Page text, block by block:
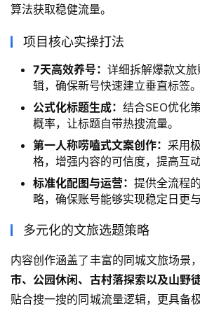
算法获取稳健流量。
项目核心实操打法
7天高效养号： 详细拆解爆款文
辑，确保新号快速建立垂直标签。
公式化标题生成： 结合SEO优化
概率，让标题自带热搜流量。
第一人称唠嗑式文案创作： 采用
格，增强内容的可信度，提高互动
标准化配图与运营： 提供全流程
略，确保账号能够实现稳定日更与
多元化的文旅选题策略
内容创作涵盖了丰富的同城文旅场景
市、公园休闲、古村落探索以及山野
贴合搜一搜的同城流量逻辑，更具备